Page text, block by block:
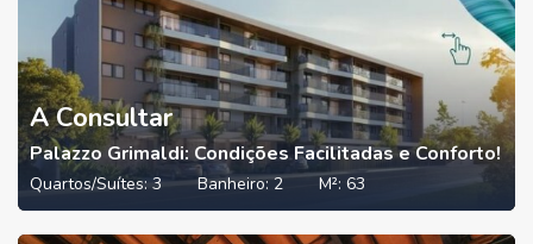
A Consultar
Palazzo Grimaldi: Condições Facilitadas e Conforto!
Quartos/Suítes:3 Banheiro:2 M²: 63